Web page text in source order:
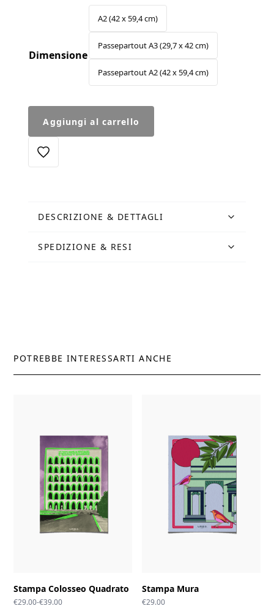
a
€39.00
Dimensione
A2 (42 x 59,4 cm)
Passepartout A3 (29,7 x 42 cm)
Passepartout A2 (42 x 59,4 cm)
Villa
Giulia
quantità
Aggiungi al carrello
DESCRIZIONE & DETTAGLI
SPEDIZIONE & RESI
POTREBBE INTERESSARTI ANCHE
Stampa Colosseo Quadrato
€29.00-€39.00Fascia
Stampa Mura
€29.00